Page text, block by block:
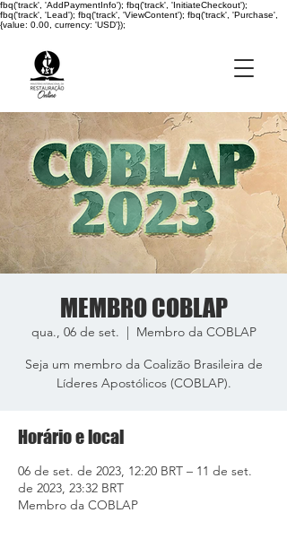
fbq('track', 'AddPaymentInfo'); fbq('track', 'InitiateCheckout');
fbq('track', 'Lead'); fbq('track', 'ViewContent'); fbq('track', 'Purchase',
{value: 0.00, currency: 'USD'});
MEMBRO COBLAP
qua., 06 de set.
  |
Membro da COBLAP
Seja um membro da Coalizão Brasileira de
Líderes Apostólicos (COBLAP).
Horário e local
06 de set. de 2023, 12:20 BRT – 11 de set.
de 2023, 23:32 BRT
Membro da COBLAP